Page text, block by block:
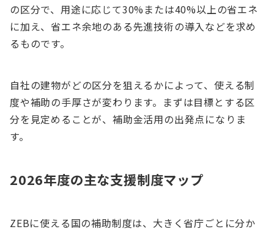
の区分で、用途に応じて30%または40%以上の省エネ
に加え、省エネ余地のある先進技術の導入などを求め
るものです。
自社の建物がどの区分を狙えるかによって、使える制
度や補助の手厚さが変わります。まずは目標とする区
分を見定めることが、補助金活用の出発点になりま
す。
2026年度の主な支援制度マップ
ZEBに使える国の補助制度は、大きく省庁ごとに分か